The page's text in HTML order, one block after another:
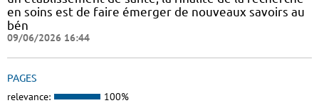
en soins est de faire émerger de nouveaux savoirs au
bén
09/06/2026 16:44
PAGES
relevance: 100%